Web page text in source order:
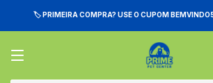
🏷️ PRIMEIRA COMPRA? USE O CUPOM